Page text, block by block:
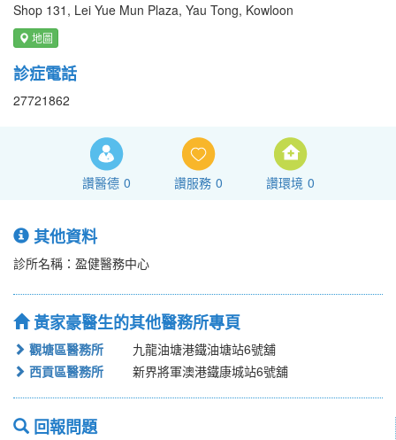
Shop 131, Lei Yue Mun Plaza, Yau Tong, Kowloon
地圖
診症電話
27721862
讚醫德 0 讚服務 0 讚環境 0
其他資料
診所名稱：盈健醫務中心
黃家豪醫生的其他醫務所專頁
觀塘區醫務所
九龍油塘港鐵油塘站6號舖
西貢區醫務所
新界將軍澳港鐵康城站6號舖
回報問題